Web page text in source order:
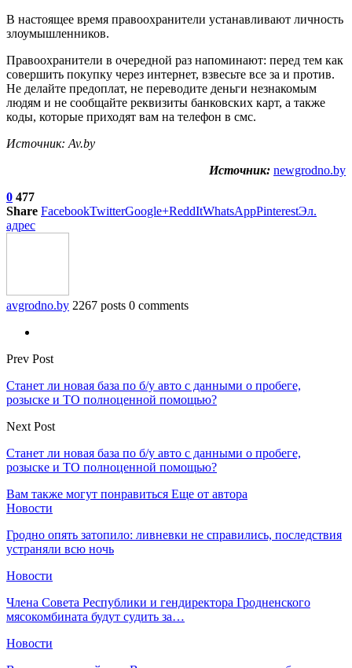
В настоящее время правоохранители устанавливают личность
злоумышленников.
Правоохранители в очередной раз напоминают: перед тем как
совершить покупку через интернет, взвесьте все за и против.
Не делайте предоплат, не переводите деньги незнакомым
людям и не сообщайте реквизиты банковских карт, а также
коды, которые приходят вам на телефон в смс.
Источник: Av.by
Источник: newgrodno.by
0 477
Share FacebookTwitterGoogle+ReddItWhatsAppPinterestЭл.
адрес
avgrodno.by 2267 posts 0 comments
Prev Post
Станет ли новая база по б/у авто с данными о пробеге,
розыске и ТО полноценной помощью?
Next Post
Станет ли новая база по б/у авто с данными о пробеге,
розыске и ТО полноценной помощью?
Вам также могут понравиться Еще от автора
Новости
Гродно опять затопило: ливневки не справились, последствия
устраняли всю ночь
Новости
Члена Совета Республики и гендиректора Гродненского
мясокомбината будут судить за…
Новости